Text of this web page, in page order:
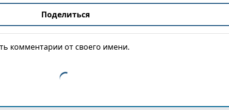
Поделиться
комментарии от своего имени.